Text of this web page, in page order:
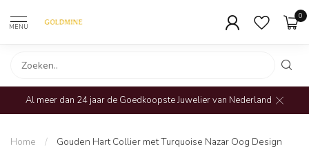
MENU
0
Al meer dan 24 jaar de Goedkoopste Juwelier van Nederland
Home / Gouden Hart Collier met Turquoise Nazar Oog Design